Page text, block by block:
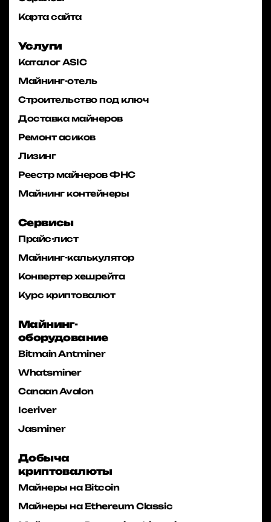
Карта сайта
Услуги
Каталог ASIC
Майнинг-отель
Строительство под ключ
Доставка майнеров
Ремонт асиков
Лизинг
Реестр майнеров ФНС
Майнинг контейнеры
Сервисы
Прайс-лист
Майнинг-калькулятор
Конвертер хешрейта
Курс криптовалют
Майнинг-
оборудование
Bitmain Antminer
Whatsminer
Canaan Avalon
Iceriver
Jasminer
Добыча
криптовалюты
Майнеры на Bitcoin
Майнеры на Ethereum Classic